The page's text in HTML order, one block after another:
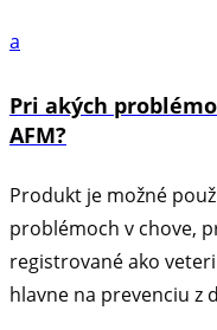
a
Pri akých
AFM?
Produkt je možné
problémoch v chove,
registrované ako
hlavne na prevenciu z